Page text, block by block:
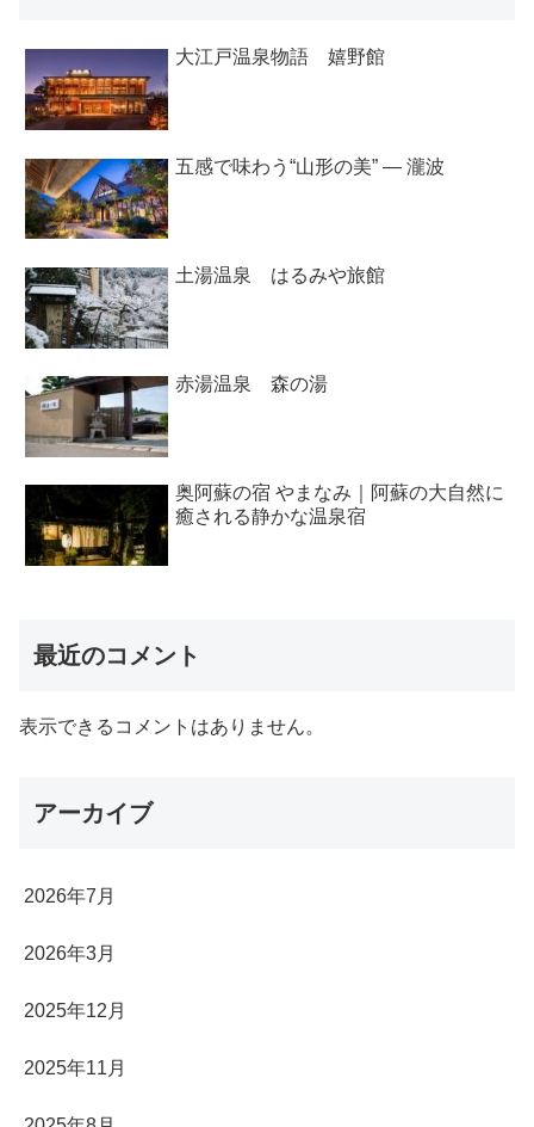
大江戸温泉物語 嬉野館
五感で味わう“山形の美” ― 瀧波
土湯温泉 はるみや旅館
赤湯温泉 森の湯
奥阿蘇の宿 やまなみ｜阿蘇の大自然に
癒される静かな温泉宿
最近のコメント
表示できるコメントはありません。
アーカイブ
2026年7月
2026年3月
2025年12月
2025年11月